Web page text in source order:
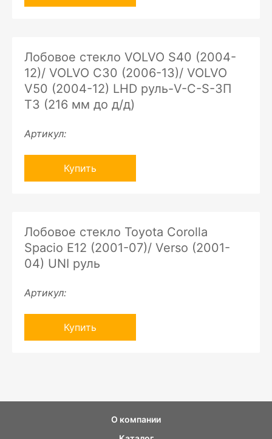
Лобовое стекло VOLVO S40 (2004-
12)/ VOLVO C30 (2006-13)/ VOLVO
V50 (2004-12) LHD руль-V-C-S-ЗП
ТЗ (216 мм до д/д)
Артикул:
Купить
Лобовое стекло Toyota Corolla
Spacio E12 (2001-07)/ Verso (2001-
04) UNI руль
Артикул:
Купить
О компании